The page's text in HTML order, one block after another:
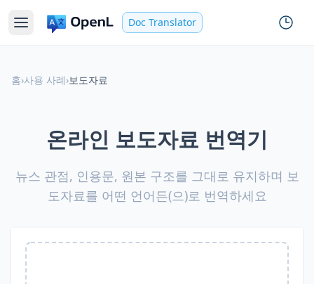
Doc Translator
홈›사용 사례›보도자료
온라인 보도자료 번역기
뉴스 관점, 인용문, 원본 구조를 그대로 유지하며 보
도자료를 어떤 언어든(으)로 번역하세요